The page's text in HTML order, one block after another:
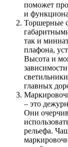
поможет
и
Торшерные
так и
плафона,
Высота и
главных
– это
Они
рельефа.